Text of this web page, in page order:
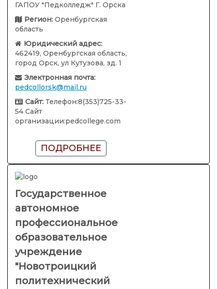
ГАПОУ "Педколледж" Г. Орска
Регион: Оренбургская
область
Юридический адрес:
462419, Оренбургская область,
город Орск, ул Кутузова, зд. 1
Электронная почта:
pedcollorsk@mail.ru
Сайт: Телефон:8(353)725-33-
54 Сайт
организации:pedcollege.com
ПОДРОБНЕЕ
Государственное
автономное
профессиональное
образовательное
учреждение
"Новотроицкий
политехнический